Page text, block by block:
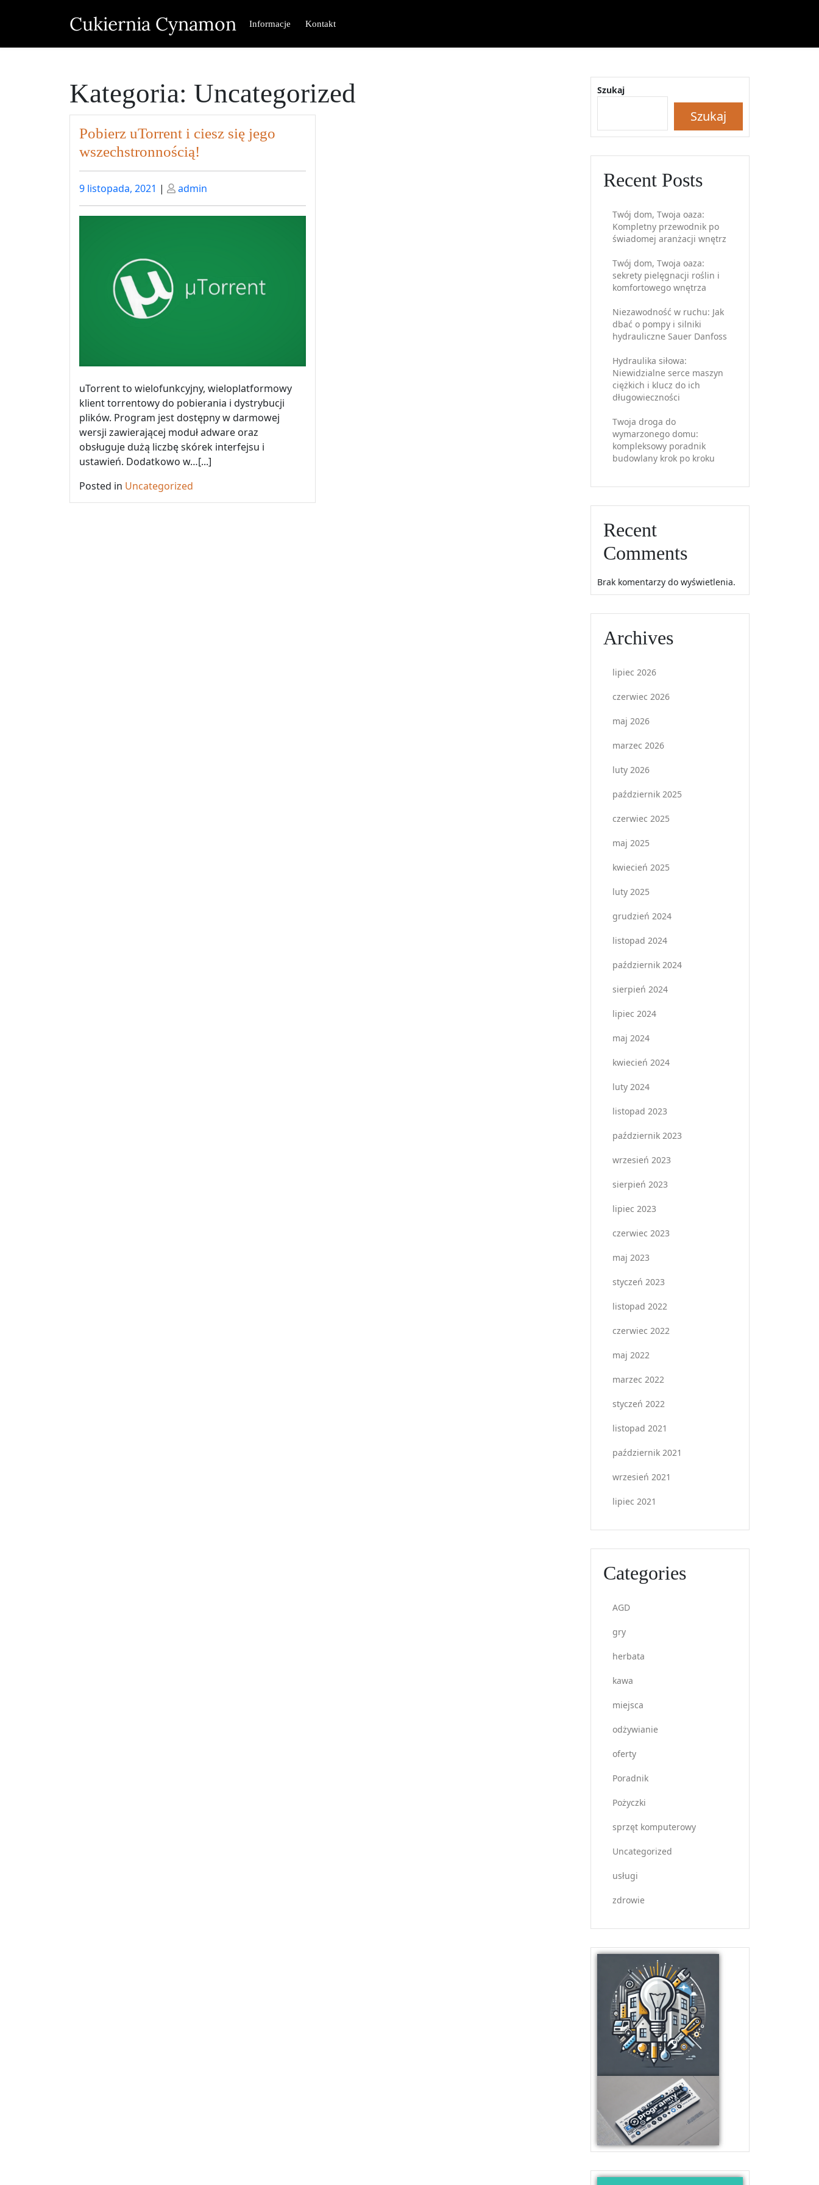
Cukiernia Cynamon Informacje Kontakt
Kategoria: Uncategorized
Pobierz uTorrent i ciesz się jego
wszechstronnością!
Posted
on
9 listopada, 2021 | Posted
on
admin
uTorrent to wielofunkcyjny, wieloplatformowy
klient torrentowy do pobierania i dystrybucji
plików. Program jest dostępny w darmowej
wersji zawierającej moduł adware oraz
obsługuje dużą liczbę skórek interfejsu i
ustawień. Dodatkowo w…[...]
Posted in Uncategorized
Szukaj
Szukaj
Recent Posts
Twój dom, Twoja oaza:
Kompletny przewodnik po
świadomej aranżacji wnętrz
Twój dom, Twoja oaza:
sekrety pielęgnacji roślin i
komfortowego wnętrza
Niezawodność w ruchu: Jak
dbać o pompy i silniki
hydrauliczne Sauer Danfoss
Hydraulika siłowa:
Niewidzialne serce maszyn
ciężkich i klucz do ich
długowieczności
Twoja droga do
wymarzonego domu:
kompleksowy poradnik
budowlany krok po kroku
Recent
Comments
Brak komentarzy do wyświetlenia.
Archives
lipiec 2026
czerwiec 2026
maj 2026
marzec 2026
luty 2026
październik 2025
czerwiec 2025
maj 2025
kwiecień 2025
luty 2025
grudzień 2024
listopad 2024
październik 2024
sierpień 2024
lipiec 2024
maj 2024
kwiecień 2024
luty 2024
listopad 2023
październik 2023
wrzesień 2023
sierpień 2023
lipiec 2023
czerwiec 2023
maj 2023
styczeń 2023
listopad 2022
czerwiec 2022
maj 2022
marzec 2022
styczeń 2022
listopad 2021
październik 2021
wrzesień 2021
lipiec 2021
Categories
AGD
gry
herbata
kawa
miejsca
odżywianie
oferty
Poradnik
Pożyczki
sprzęt komputerowy
Uncategorized
usługi
zdrowie